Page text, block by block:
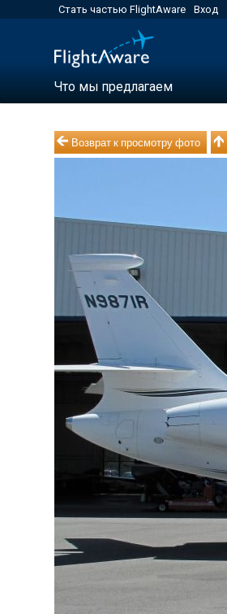
Стать частью FlightAware Вход
Что мы предлагаем
Возврат к просмотру фото